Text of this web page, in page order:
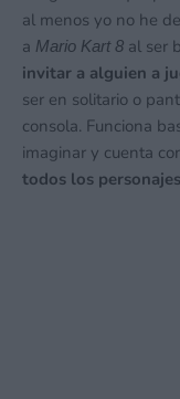
al menos yo no he
a Mario Kart 8 al ser
invitar a alguien a
ser en solitario o
consola. Funciona
imaginar y cuenta
todos los